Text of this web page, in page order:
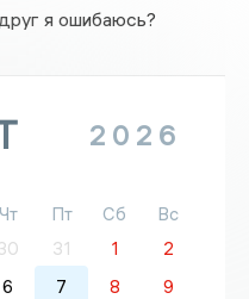
я ошибаюсь?
2026
Чт Пт Сб
Вс
31 1
2
6 7 8
9